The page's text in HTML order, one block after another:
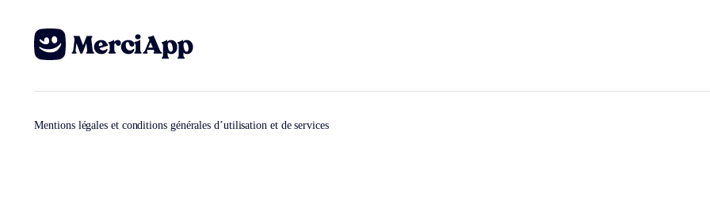
Mentions légales et conditions générales d’utilisation et de services